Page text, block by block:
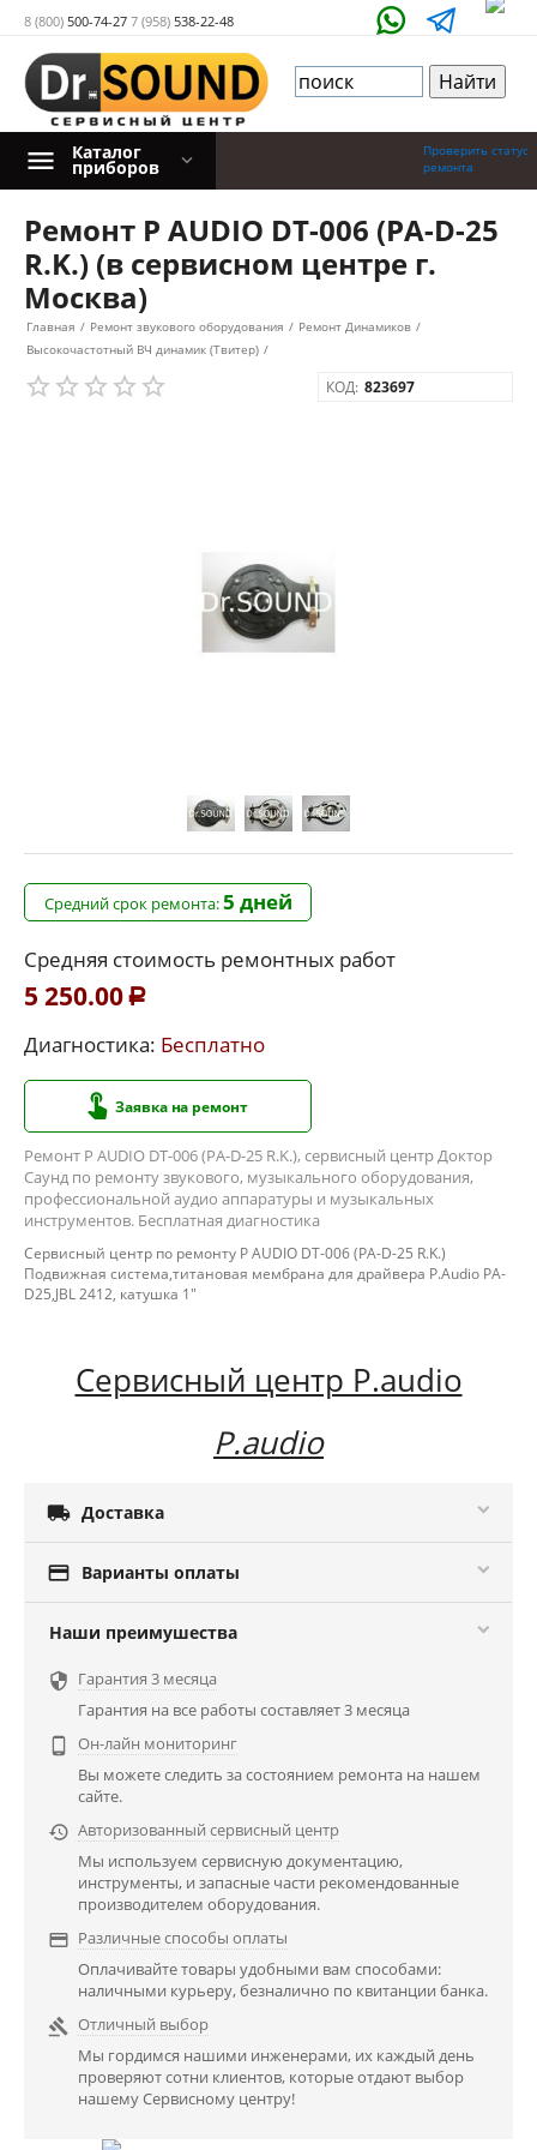
8 (800) 500-74-27 7 (958) 538-22-48
Проверить статус
ремонта
Каталог
приборов
Ремонт P AUDIO DT-006 (PA-D-25
R.K.) (в сервисном центре г.
Москва)
Главная / Ремонт звукового оборудования / Ремонт Динамиков /
Высокочастотный ВЧ динамик (Твитер) /
КОД: 823697
Средний срок ремонта:5 дней
Средняя стоимость ремонтных работ
5 250.00 Р
Диагностика: Бесплатно
Заявка на ремонт
Ремонт P AUDIO DT-006 (PA-D-25 R.K.), сервисный центр Доктор
Саунд по ремонту звукового, музыкального оборудования,
профессиональной аудио аппаратуры и музыкальных
инструментов. Бесплатная диагностика
Сервисный центр по ремонту P AUDIO DT-006 (PA-D-25 R.K.)
Подвижная система,титановая мембрана для драйвера P.Audio PA-
D25,JBL 2412, катушка 1"
Сервисный центр P.audio
P.audio
 Доставка
 Варианты оплаты
Наши преимушества
 Гарантия 3 месяца
Гарантия на все работы составляет 3 месяца

Он-лайн мониторинг
Вы можете следить за состоянием ремонта на нашем
сайте.
 Авторизованный сервисный центр
Мы используем сервисную документацию,
инструменты, и запасные части рекомендованные
производителем оборудования.
 Различные способы оплаты
Оплачивайте товары удобными вам способами:
наличными курьеру, безналично по квитанции банка.
 Отличный выбор
Мы гордимся нашими инженерами, их каждый день
проверяют сотни клиентов, которые отдают выбор
нашему Сервисному центру!